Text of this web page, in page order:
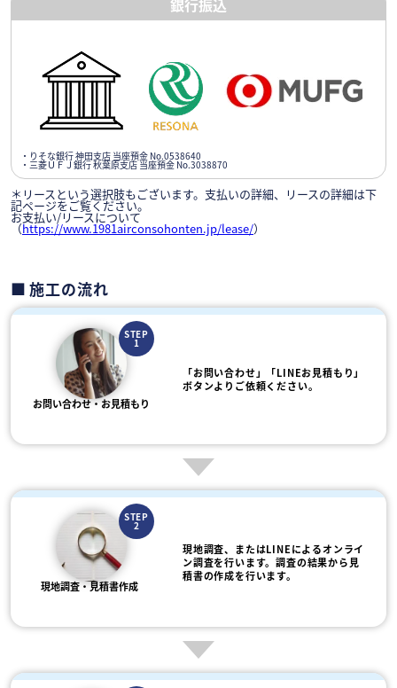
銀行振込
・りそな銀行 神田支店 当座預金 No.0538640
・三菱ＵＦＪ銀行 秋葉原支店 当座預金 No.3038870
＊リースという選択肢もございます。支払いの詳細、リースの詳細は下
記ページをご覧ください。
お支払い/リースについて
（https://www.1981airconsohonten.jp/lease/）
施工の流れ
STEP
1
お問い合わせ・お見積もり
「お問い合わせ」「LINEお見積もり」
ボタンよりご依頼ください。
STEP
2
現地調査・見積書作成
現地調査、またはLINEによるオンライ
ン調査を行います。調査の結果から見
積書の作成を行います。